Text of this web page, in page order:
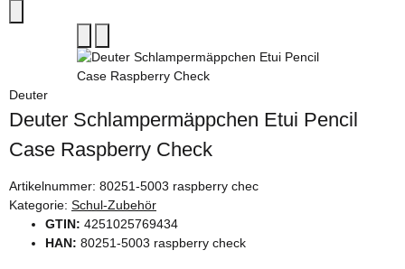
Deuter
Deuter Schlampermäppchen Etui Pencil
Case Raspberry Check
Artikelnummer: 80251-5003 raspberry chec
Kategorie: Schul-Zubehör
GTIN: 4251025769434
HAN: 80251-5003 raspberry check